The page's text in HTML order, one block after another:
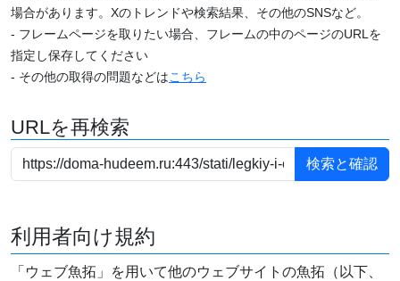
場合があります。Xのトレンドや検索結果、その他のSNSなど。
- フレームページを取りたい場合、フレームの中のページのURLを
指定し保存してください
- その他の取得の問題などはこちら
URLを再検索
利用者向け規約
「ウェブ魚拓」を用いて他のウェブサイトの魚拓（以下、